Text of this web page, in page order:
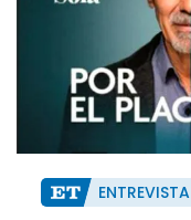
ENTREVISTA